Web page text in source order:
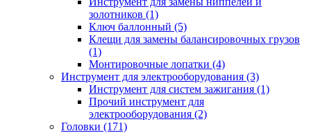
золотников (1)
Ключ баллонный (5)
Клещи для замены балансировочных грузов
(1)
Монтировочные лопатки (4)
Инструмент для электрооборудования (3)
Инструмент для систем зажигания (1)
Прочий инструмент для
электрооборудования (2)
Головки (171)